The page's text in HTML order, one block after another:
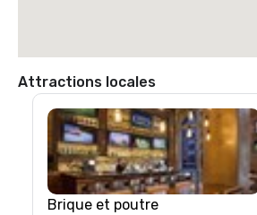
Attractions locales
Brique et poutre